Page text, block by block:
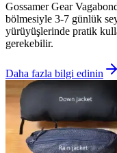
Gossamer Gear
bölmesiyle 3-7 günlük
yürüyüşlerinde pratik
gerekebilir.
Daha fazla bilgi edinin